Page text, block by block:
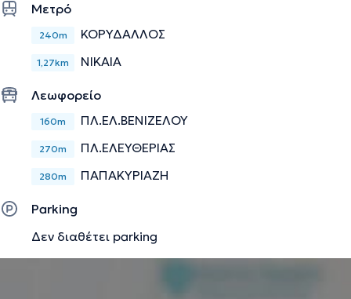
Μετρό
240m ΚΟΡΥΔΑΛΛΟΣ
1,27km ΝΙΚΑΙΑ
Λεωφορείο
160m ΠΛ.ΕΛ.ΒΕΝΙΖΕΛΟΥ
270m ΠΛ.ΕΛΕΥΘΕΡΙΑΣ
280m ΠΑΠΑΚΥΡΙΑΖΗ
Parking
Δεν διαθέτει parking